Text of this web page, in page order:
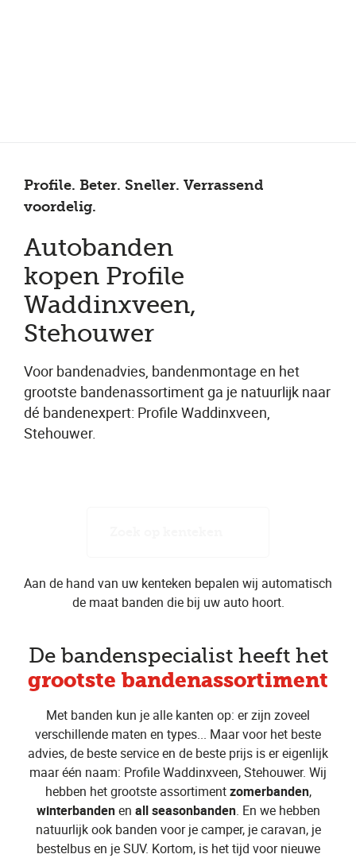
Profile. Beter. Sneller. Verrassend
voordelig.
Autobanden
kopen Profile
Waddinxveen,
Stehouwer
Voor bandenadvies, bandenmontage en het
grootste bandenassortiment ga je natuurlijk naar
dé bandenexpert: Profile Waddinxveen,
Stehouwer.
Aan de hand van uw kenteken bepalen wij automatisch
de maat banden die bij uw auto hoort.
De bandenspecialist heeft het
grootste bandenassortiment
Met banden kun je alle kanten op: er zijn zoveel
verschillende maten en types... Maar voor het beste
advies, de beste service en de beste prijs is er eigenlijk
maar één naam: Profile Waddinxveen, Stehouwer. Wij
hebben het grootste assortimentzomerbanden,
winterbandenen all seasonbanden. En we hebben
natuurlijk ook banden voor je camper, je caravan, je
bestelbus en je SUV. Kortom, is het tijd voor nieuwe